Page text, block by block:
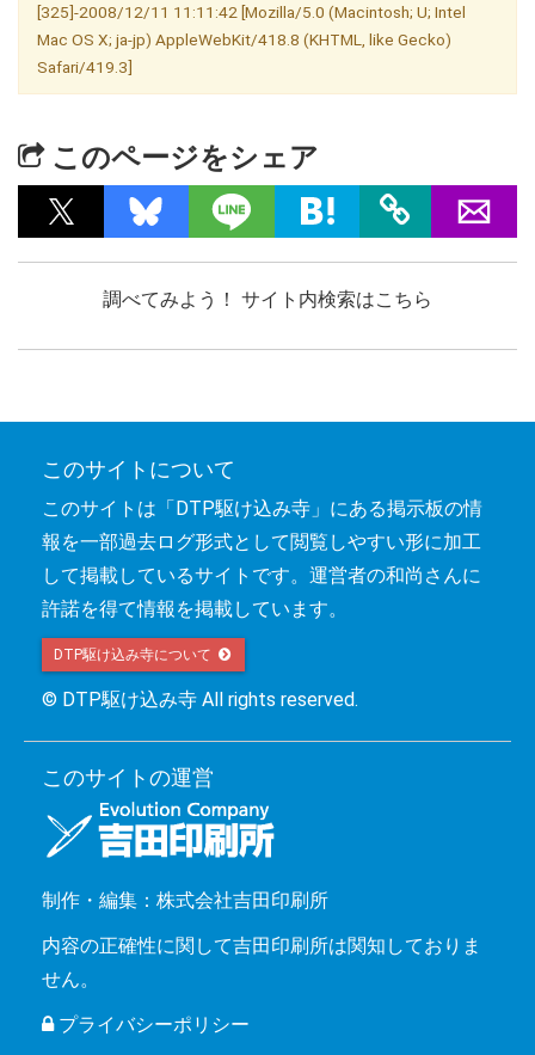
[325]-2008/12/11 11:11:42 [Mozilla/5.0 (Macintosh; U; Intel
Mac OS X; ja-jp) AppleWebKit/418.8 (KHTML, like Gecko)
Safari/419.3]
このページをシェア
調べてみよう！ サイト内検索はこちら
このサイトについて
このサイトは「DTP駆け込み寺」にある掲示板の情
報を一部過去ログ形式として閲覧しやすい形に加工
して掲載しているサイトです。運営者の和尚さんに
許諾を得て情報を掲載しています。
DTP駆け込み寺について
© DTP駆け込み寺 All rights reserved.
このサイトの運営
制作・編集：株式会社吉田印刷所
内容の正確性に関して吉田印刷所は関知しておりま
せん。
プライバシーポリシー